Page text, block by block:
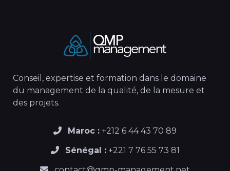
Conseil, expertise et formation dans le domaine
du management de la qualité, de la mesure et
des projets.
Maroc : +212 6 44 43 70 89
Sénégal :+221 7 76 55 73 81